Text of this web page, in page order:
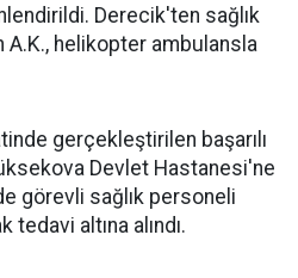
Derecik'ten sağlık
A.K., helikopter ambulansla
gerçekleştirilen başarılı
Devlet Hastanesi'ne
görevli sağlık personeli
tedavi altına alındı.